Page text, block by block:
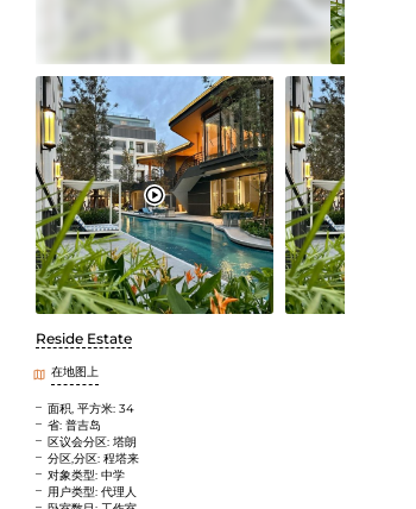
Reside Estate
在地图上
面积, 平方米: 34
省: 普吉岛
区议会分区: 塔朗
分区,分区: 程塔来
对象类型: 中学
用户类型: 代理人